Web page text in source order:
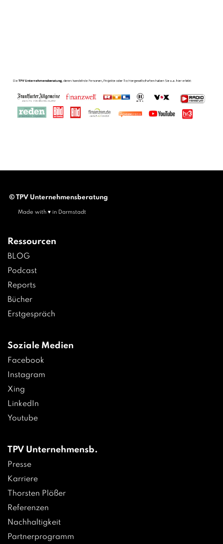
© TPV Unternehmensberatung
Made with ♥ in Darmstadt
Ressourcen
BLOG
Podcast
Reports
Bücher
Erstgespräch
Soziale Medien
Facebook
Instagram
Xing
LinkedIn
Youtube
TPV Unternehmensb.
Presse
Karriere
Thorsten Plößer
Referenzen
Nachhaltigkeit
Partnerprogramm